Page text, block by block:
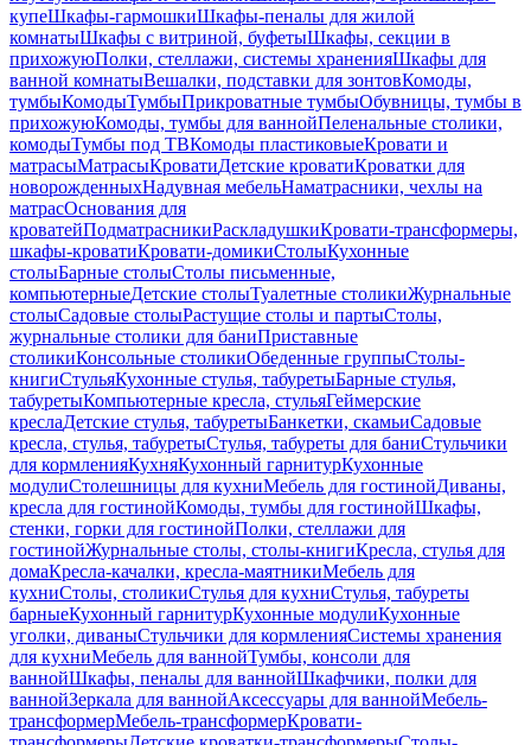
купеШкафы-гармошкиШкафы-пеналы для жилой
комнатыШкафы с витриной, буфетыШкафы, секции в
прихожуюПолки, стеллажи, системы храненияШкафы для
ванной комнатыВешалки, подставки для зонтовКомоды,
тумбыКомодыТумбыПрикроватные тумбыОбувницы, тумбы в
прихожуюКомоды, тумбы для ваннойПеленальные столики,
комодыТумбы под ТВКомоды пластиковыеКровати и
матрасыМатрасыКроватиДетские кроватиКроватки для
новорожденныхНадувная мебельНаматрасники, чехлы на
матрасОснования для
кроватейПодматрасникиРаскладушкиКровати-трансформеры,
шкафы-кроватиКровати-домикиСтолыКухонные
столыБарные столыСтолы письменные,
компьютерныеДетские столыТуалетные столикиЖурнальные
столыСадовые столыРастущие столы и партыСтолы,
журнальные столики для баниПриставные
столикиКонсольные столикиОбеденные группыСтолы-
книгиСтульяКухонные стулья, табуретыБарные стулья,
табуретыКомпьютерные кресла, стульяГеймерские
креслаДетские стулья, табуретыБанкетки, скамьиСадовые
кресла, стулья, табуретыСтулья, табуреты для баниСтульчики
для кормленияКухняКухонный гарнитурКухонные
модулиСтолешницы для кухниМебель для гостинойДиваны,
кресла для гостинойКомоды, тумбы для гостинойШкафы,
стенки, горки для гостинойПолки, стеллажи для
гостинойЖурнальные столы, столы-книгиКресла, стулья для
домаКресла-качалки, кресла-маятникиМебель для
кухниСтолы, столикиСтулья для кухниСтулья, табуреты
барныеКухонный гарнитурКухонные модулиКухонные
уголки, диваныСтульчики для кормленияСистемы хранения
для кухниМебель для ваннойТумбы, консоли для
ваннойШкафы, пеналы для ваннойШкафчики, полки для
ваннойЗеркала для ваннойАксессуары для ваннойМебель-
трансформерМебель-трансформерКровати-